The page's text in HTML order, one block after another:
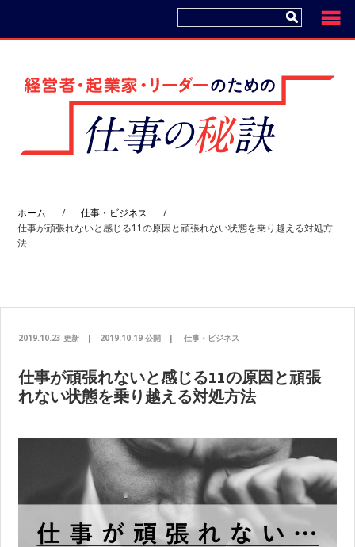
ン
ラ
ホーム / 仕事・ビジネス
/
仕事が頑張れないと感じる11の原因と頑張れない状態を乗り越える対処方
法
2019.10.23 更新 | 2019.10.19 公開 | 仕事・ビジネス
仕事が頑張れないと感じる11の原因と頑張
れない状態を乗り越える対処方法